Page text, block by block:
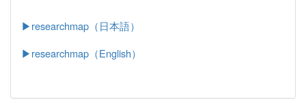
▶researchmap（日本語）
▶researchmap（English）